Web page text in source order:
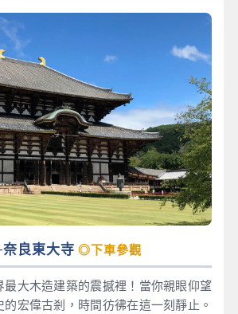
良東大寺 ◎下車參觀
最大木造建築的震撼裡！當你親眼仰望
宏偉古剎，時間彷彿在這一刻靜止。